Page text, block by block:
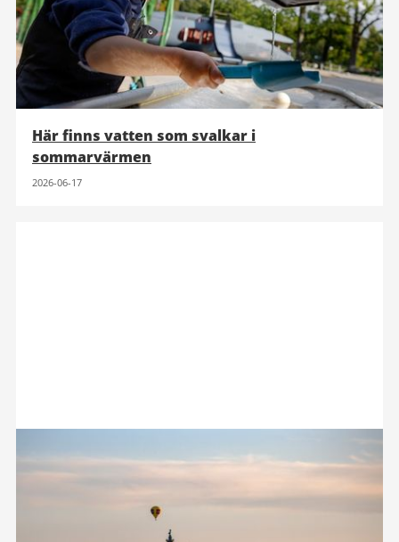
Här finns vatten som svalkar i
sommarvärmen
2026-06-17